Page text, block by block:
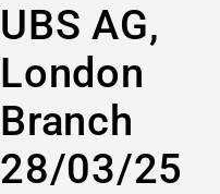
UBS AG,
London
Branch
28/03/25